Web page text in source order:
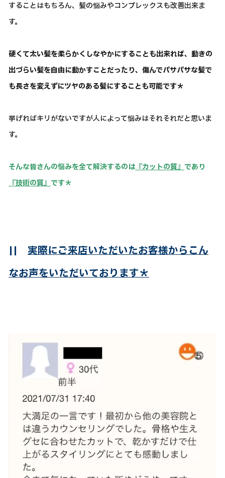
することはもちろん、髪の悩みやコンプレックスも改善出来ま
す。
硬くて太い髪を柔らかくしなやかにすることも出来れば、動きの
出づらい髪を自由に動かすことだったり、傷んでパサパサな髪で
も長さを変えずにツヤのある髪にすることも可能です＊
挙げればキリがないですが人によって悩みはそれそれだと思いま
す。
そんな皆さんの悩みを全て解決するのは『カットの質』 であり
『技術の質』 です＊
|| 実際にご来店いただいたお客様からこん
なお声をいただいております＊